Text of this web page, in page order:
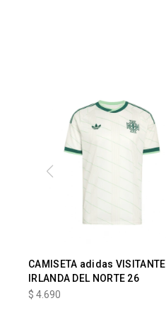
CAMISETA adidas VISITANTE
IRLANDA DEL NORTE 26
$ 4.690